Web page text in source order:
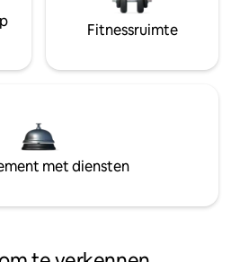
Fitnessruimte
met diensten